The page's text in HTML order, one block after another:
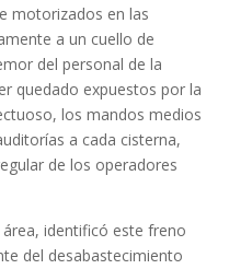
motorizados en las
a un cuello de
del personal de la
quedado expuestos por la
los mandos medios
a cada cisterna,
de los operadores
identificó este freno
del desabastecimiento